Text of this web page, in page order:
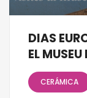
DIAS
EL
CERÁMICA